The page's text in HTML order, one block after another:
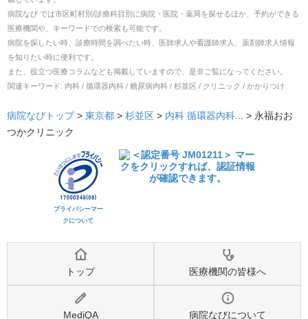
病院なび では市区町村別/診療科目別に病院・医院・薬局を探せるほか、予約ができる
医療機関や、キーワードでの検索も可能です。
病院を探したい時、診療時間を調べたい時、医師求人や看護師求人、薬剤師求人情報
を知りたい時に便利です。
また、役立つ医療コラムなども掲載していますので、是非ご覧になってください。
関連キーワード: 内科 / 循環器内科 / 糖尿病内科 / 杉並区 / クリニック / かかりつけ
病院なびトップ > 東京都 > 杉並区 > 内科 循環器内科... > 永福おお
つかクリニック
プライバシーマー
クについて
トップ 医療機関の皆様へ
MediQA 病院なびについて